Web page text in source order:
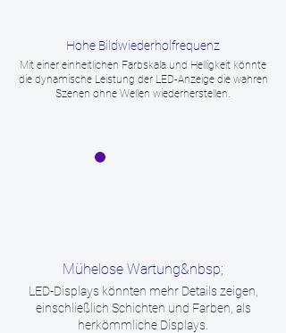
Hohe Bildwiederholfrequenz
Mit einer einheitlichen Farbskala und Helligkeit könnte
die dynamische Leistung der LED-Anzeige die wahren
Szenen ohne Wellen wiederherstellen.
Mühelose Wartung&nbsp;
LED-Displays könnten mehr Details zeigen,
einschließlich Schichten und Farben, als
herkömmliche Displays.